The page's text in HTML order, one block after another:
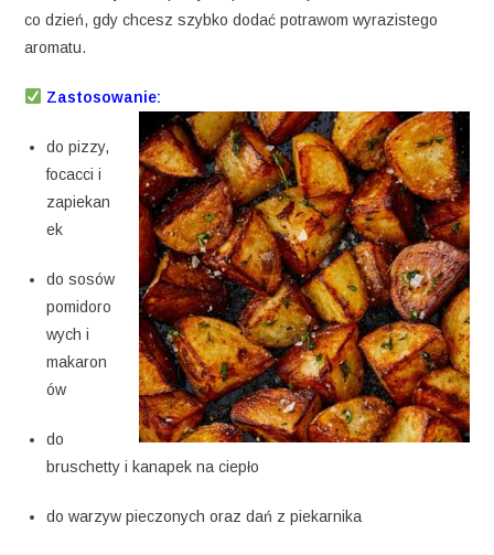
co dzień, gdy chcesz szybko dodać potrawom wyrazistego
aromatu.
Zastosowanie:
do pizzy,
focacci i
zapiekan
ek
do sosów
pomidoro
wych i
makaron
ów
do
bruschetty i kanapek na ciepło
do warzyw pieczonych oraz dań z piekarnika